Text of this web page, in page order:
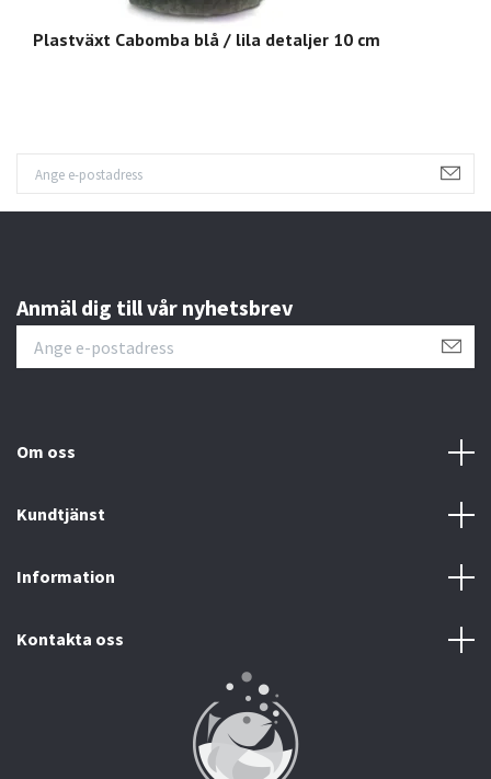
Plastväxt Cabomba blå / lila detaljer 10 cm
Anmäl dig till vår nyhetsbrev
Om oss
Kundtjänst
Information
Kontakta oss